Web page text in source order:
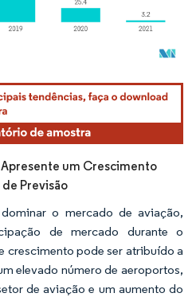
requer atribuição conforme CC BY 4.0.
um Crescimento
Previsão
o mercado de aviação,
de mercado durante o
crescimento pode ser atribuído a
elevado número de aeroportos,
de aviação e um aumento do